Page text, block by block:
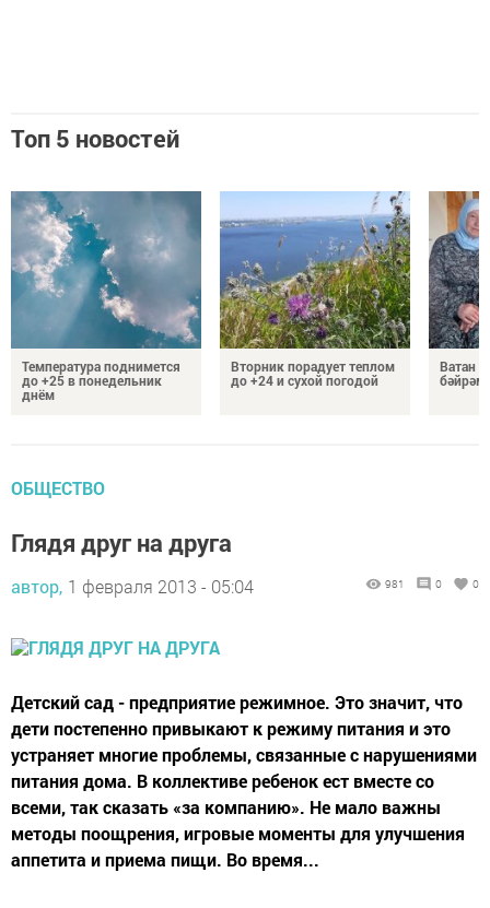
Топ 5 новостей
Температура поднимется
до +25 в понедельник
днём
Вторник порадует теплом
до +24 и сухой погодой
Ватан
бәйрәм
ОБЩЕСТВО
Глядя друг на друга
автор, 1 февраля 2013 - 05:04 981 0 0
Детский сад - предприятие режимное. Это значит, что
дети постепенно привыкают к режиму питания и это
устраняет многие проблемы, связанные с нарушениями
питания дома. В коллективе ребенок ест вместе со
всеми, так сказать «за компанию». Не мало важны
методы поощрения, игровые моменты для улучшения
аппетита и приема пищи. Во время...